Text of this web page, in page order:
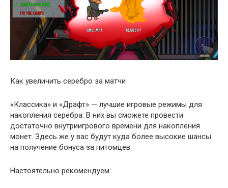
Как увеличить серебро за матчи
«Классика» и «Драфт» — лучшие игровые режимы для
накопления серебра. В них вы сможете провести
достаточно внутриигрового времени для накопления
монет. Здесь же у вас будут куда более высокие шансы
на получение бонуса за питомцев.
Настоятельно рекомендуем: